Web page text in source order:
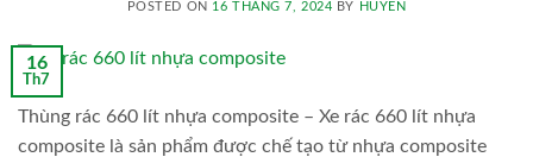
POSTED ON 16 THÁNG 7, 2024 BY HUYEN
16
Th7
Thùng rác 660 lít nhựa composite – Xe rác 660 lít nhựa
composite là sản phẩm được chế tạo từ nhựa composite